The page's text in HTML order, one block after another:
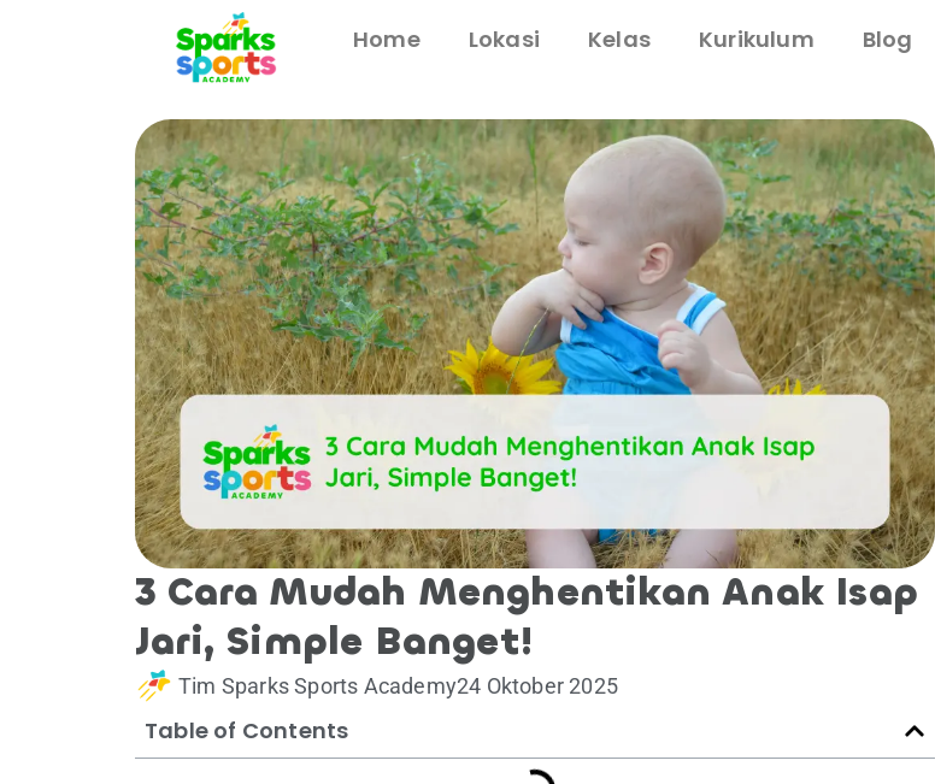
Home Lokasi Kelas Kurikulum Blog
3 Cara Mudah Menghentikan Anak Isap
Jari, Simple Banget!
Tim Sparks Sports Academy24 Oktober 2025
Table of Contents